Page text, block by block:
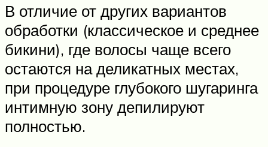
В отличие от других вариантов
обработки (классическое и среднее
бикини), где волосы чаще всего
остаются на деликатных местах,
при процедуре глубокого шугаринга
интимную зону депилируют
полностью.